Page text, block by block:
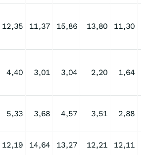
12,35 11,37 15,86 13,80 11,30
4,40 3,01 3,04 2,20 1,64
5,33 3,68 4,57 3,51 2,88
12,19 14,64 13,27 12,21 12,11